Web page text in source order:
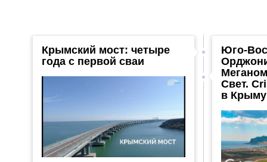
Крымский мост: четыре
года с первой сваи
Юго-
Свет.
в Крыму